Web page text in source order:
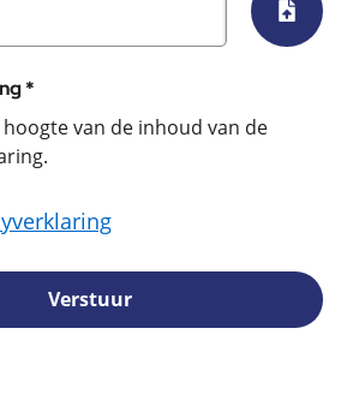
Privacyverklaring *
van de inhoud van de
Verstuur